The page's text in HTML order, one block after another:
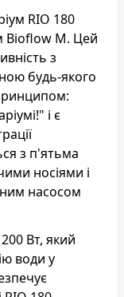
RIO 180
Bioflow M. Цей
з
будь-якого
і є
з п'ятьма
носіями і
насосом
Вт, який
води у